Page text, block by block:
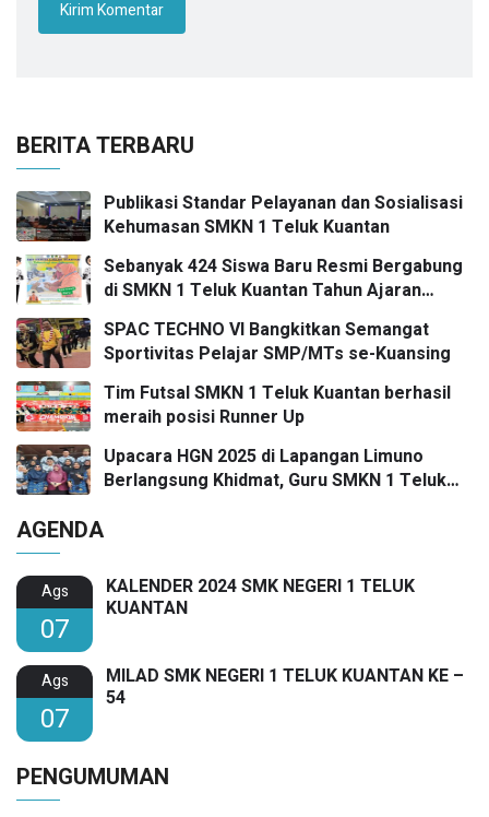
BERITA TERBARU
Publikasi Standar Pelayanan dan Sosialisasi
Kehumasan SMKN 1 Teluk Kuantan
Sebanyak 424 Siswa Baru Resmi Bergabung
di SMKN 1 Teluk Kuantan Tahun Ajaran
SPAC TECHNO VI Bangkitkan Semangat
Sportivitas Pelajar SMP/MTs se-Kuansing
Tim Futsal SMKN 1 Teluk Kuantan berhasil
meraih posisi Runner Up
Upacara HGN 2025 di Lapangan Limuno
Berlangsung Khidmat, Guru SMKN 1 Teluk
AGENDA
Ags
07
KALENDER 2024 SMK NEGERI 1 TELUK
KUANTAN
Ags
07
MILAD SMK NEGERI 1 TELUK KUANTAN KE –
54
PENGUMUMAN